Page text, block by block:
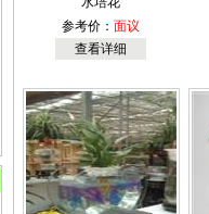
参考价： 面议
查看详细